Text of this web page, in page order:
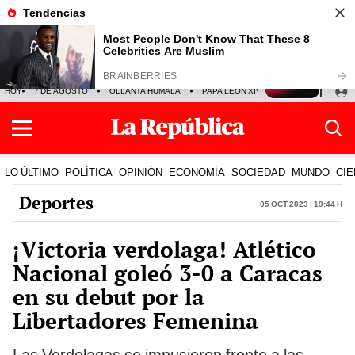
HOY 7 DE AGOSTO OLLANTA HUMALA PAPA LEÓN XIV NALDY SALDAÑA
LO ÚLTIMO POLÍTICA OPINIÓN ECONOMÍA SOCIEDAD MUNDO
Deportes 05 Oct 2023 | 19:44 h
¡Victoria verdolaga! Atlético
Nacional goleó 3-0 a Caracas
en su debut por la
Libertadores Femenina